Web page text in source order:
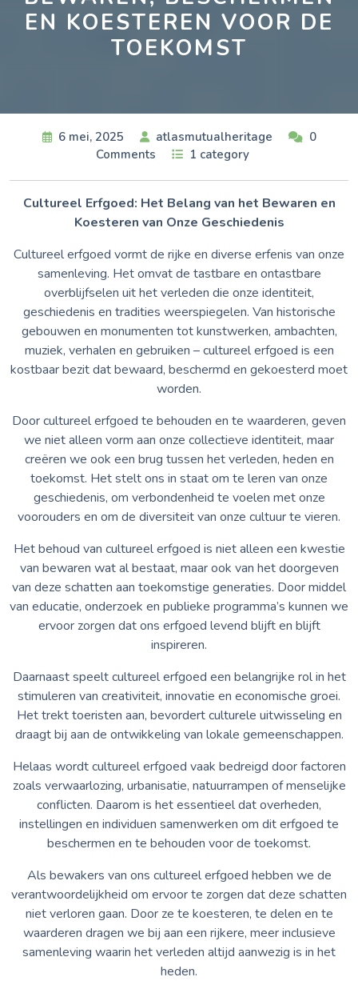
EN KOESTEREN VOOR DE
TOEKOMST
6 mei, 2025 atlasmutualheritage
0
Comments
1 category
Cultureel Erfgoed: Het Belang van het Bewaren en
Koesteren van Onze Geschiedenis
Cultureel erfgoed vormt de rijke en diverse erfenis van onze
samenleving. Het omvat de tastbare en ontastbare
overblijfselen uit het verleden die onze identiteit,
geschiedenis en tradities weerspiegelen. Van historische
gebouwen en monumenten tot kunstwerken, ambachten,
muziek, verhalen en gebruiken – cultureel erfgoed is een
kostbaar bezit dat bewaard, beschermd en gekoesterd moet
worden.
Door cultureel erfgoed te behouden en te waarderen, geven
we niet alleen vorm aan onze collectieve identiteit, maar
creëren we ook een brug tussen het verleden, heden en
toekomst. Het stelt ons in staat om te leren van onze
geschiedenis, om verbondenheid te voelen met onze
voorouders en om de diversiteit van onze cultuur te vieren.
Het behoud van cultureel erfgoed is niet alleen een kwestie
van bewaren wat al bestaat, maar ook van het doorgeven
van deze schatten aan toekomstige generaties. Door middel
van educatie, onderzoek en publieke programma’s kunnen we
ervoor zorgen dat ons erfgoed levend blijft en blijft
inspireren.
Daarnaast speelt cultureel erfgoed een belangrijke rol in het
stimuleren van creativiteit, innovatie en economische groei.
Het trekt toeristen aan, bevordert culturele uitwisseling en
draagt bij aan de ontwikkeling van lokale gemeenschappen.
Helaas wordt cultureel erfgoed vaak bedreigd door factoren
zoals verwaarlozing, urbanisatie, natuurrampen of menselijke
conflicten. Daarom is het essentieel dat overheden,
instellingen en individuen samenwerken om dit erfgoed te
beschermen en te behouden voor de toekomst.
Als bewakers van ons cultureel erfgoed hebben we de
verantwoordelijkheid om ervoor te zorgen dat deze schatten
niet verloren gaan. Door ze te koesteren, te delen en te
waarderen dragen we bij aan een rijkere, meer inclusieve
samenleving waarin het verleden altijd aanwezig is in het
heden.